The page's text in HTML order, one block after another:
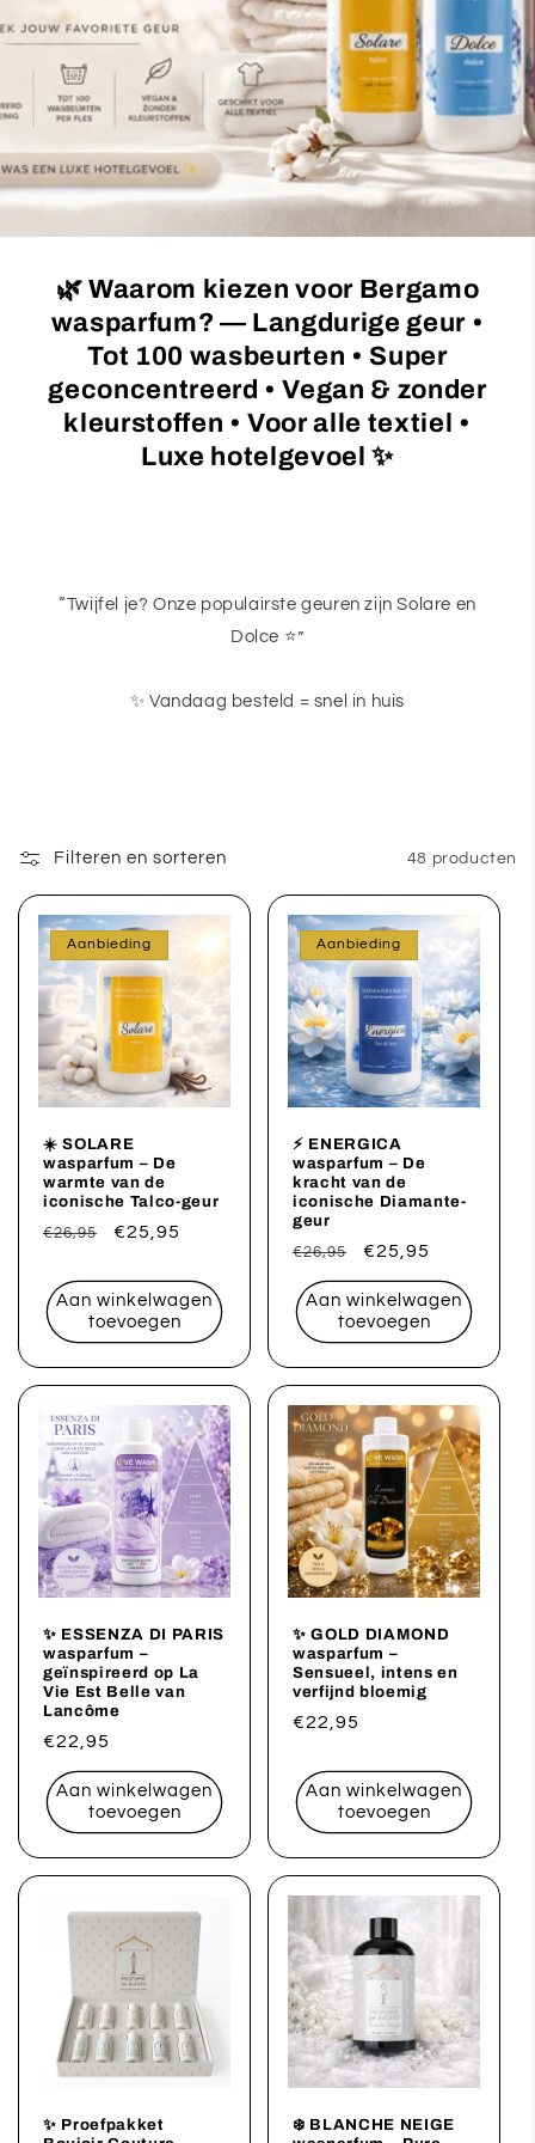
c
i
e
:
🌿 Waarom kiezen voor Bergamo
wasparfum? — Langdurige geur •
Tot 100 wasbeurten • Super
geconcentreerd • Vegan & zonder
kleurstoffen • Voor alle textiel •
Luxe hotelgevoel ✨
“Twijfel je? Onze populairste geuren zijn Solare en
Dolce ⭐”
✨ Vandaag besteld = snel in huis
Filteren en sorteren 48 producten
Aanbieding
☀️ SOLARE
wasparfum – De
warmte van de
iconische Talco-geur
Normale
€26,95 Aanbiedingsprijs
€25,95
Aan winkelwagen
toevoegen
Aanbieding
⚡ ENERGICA
wasparfum – De
kracht van de
iconische Diamante-
geur
Normale
prijs
€26,95 Aanbiedingsprijs
€25,95
Aan winkelwagen
toevoegen
✨ ESSENZA DI PARIS
wasparfum –
geïnspireerd op La
Vie Est Belle van
Lancôme
Normale
prijs
€22,95
Aan winkelwagen
toevoegen
✨ GOLD DIAMOND
wasparfum –
Sensueel, intens en
verfijnd bloemig
Normale
€22,95
Aan winkelwagen
toevoegen
✨ Proefpakket
❄️ BLANCHE NEIGE